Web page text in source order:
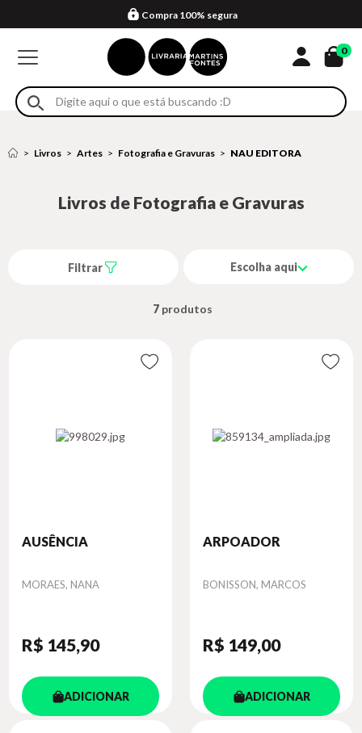
Formas de entrega
Compra 100% segura
Em até 4x sem juros no cartão*
Retire na loja
Eventos
0
Livros Artes Fotografia e Gravuras NAU EDITORA
Livros de Fotografia e Gravuras
Filtrar Escolha aqui
7
AUSÊNCIA
Autor
MORAES, NANA
R$ 145,90
ADICIONAR
ARPOADOR
Autor
BONISSON, MARCOS
R$ 149,00
ADICIONAR